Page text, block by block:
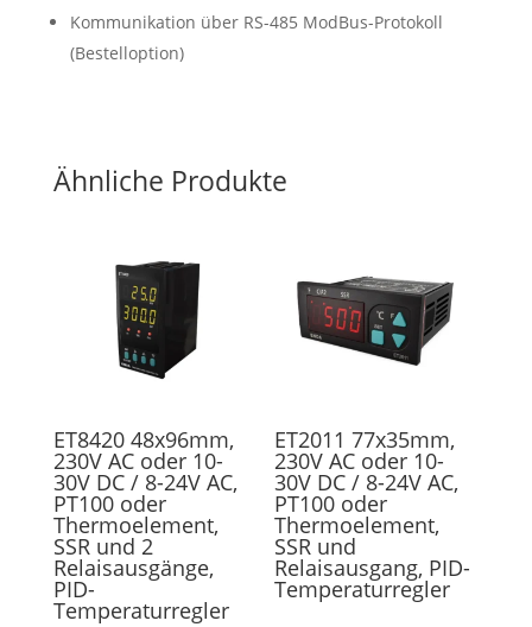
Kommunikation über RS-485 ModBus-Protokoll
(Bestelloption)
Ähnliche Produkte
ET8420 48x96mm,
230V AC oder 10-
30V DC / 8-24V AC,
PT100 oder
Thermoelement,
SSR und 2
Relaisausgänge,
PID-
Temperaturregler
ET2011 77x35mm,
230V AC oder 10-
30V DC / 8-24V AC,
PT100 oder
Thermoelement,
SSR und
Relaisausgang, PID-
Temperaturregler